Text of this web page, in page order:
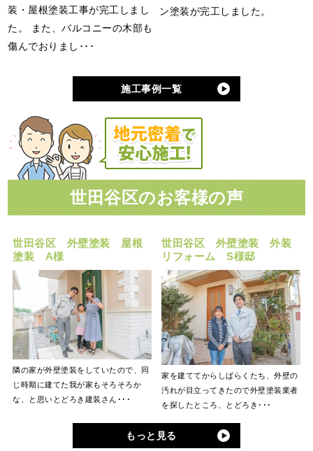
装・屋根塗装工事が完工しまし
た。 また、バルコニーの木部も
傷んでおりまし･･･
ン塗装が完工しました。
施工事例一覧
世田谷区のお客様の声
世田谷区 外壁塗装 屋根
塗装 A様
隣の家が外壁塗装をしていたので、同
じ時期に建てた我が家もそろそろか
な、と思いとどろき建装さん･･･
世田谷区 外壁塗装 外装
リフォーム S様邸
家を建ててからしばらくたち、外壁の
汚れが目立ってきたので外壁塗装業者
を探したところ、とどろき･･･
もっと見る